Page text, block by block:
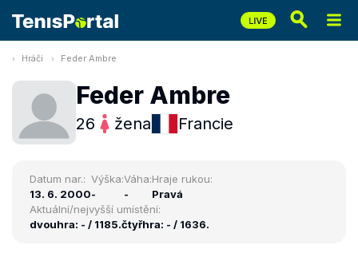
Hráči Feder Ambre
Feder Ambre
26 žena Francie
Datum nar.:
13. 6. 2000
Výška:
-
Váha:
-
Hraje rukou:
Pravá
Aktuální/nejvyšší umístění:
dvouhra: - / 1185.čtyřhra: - / 1636.